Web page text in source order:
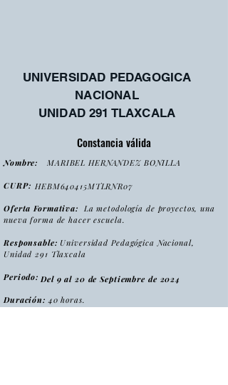
UNIVERSIDAD PEDAGOGICA
NACIONAL
UNIDAD 291 TLAXCALA
Constancia válida
Nombre:
CURP:
Oferta Formativa: La metodología de proyectos, una
nueva forma de hacer escuela.
Responsable: Universidad Pedagógica Nacional,
Unidad 291 Tlaxcala
Periodo:
Duración: 40 horas.
MARIBEL HERNANDEZ BONILLA
HEBM640415MTLRNR07
Del 9 al 20 de Septiembre de 2024